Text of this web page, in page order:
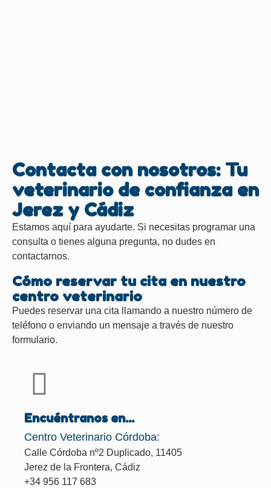
Contacta con nosotros: Tu
veterinario de confianza en
Jerez y Cádiz
Estamos aquí para ayudarte. Si necesitas programar una
consulta o tienes alguna pregunta, no dudes en
contactarnos.
Cómo reservar tu cita en nuestro
centro veterinario
Puedes reservar una cita llamando a nuestro número de
teléfono o enviando un mensaje a través de nuestro
formulario.
Encuéntranos en...
Centro Veterinario Córdoba:
Calle Córdoba nº2 Duplicado, 11405
Jerez de la Frontera, Cádiz
+34 956 117 683